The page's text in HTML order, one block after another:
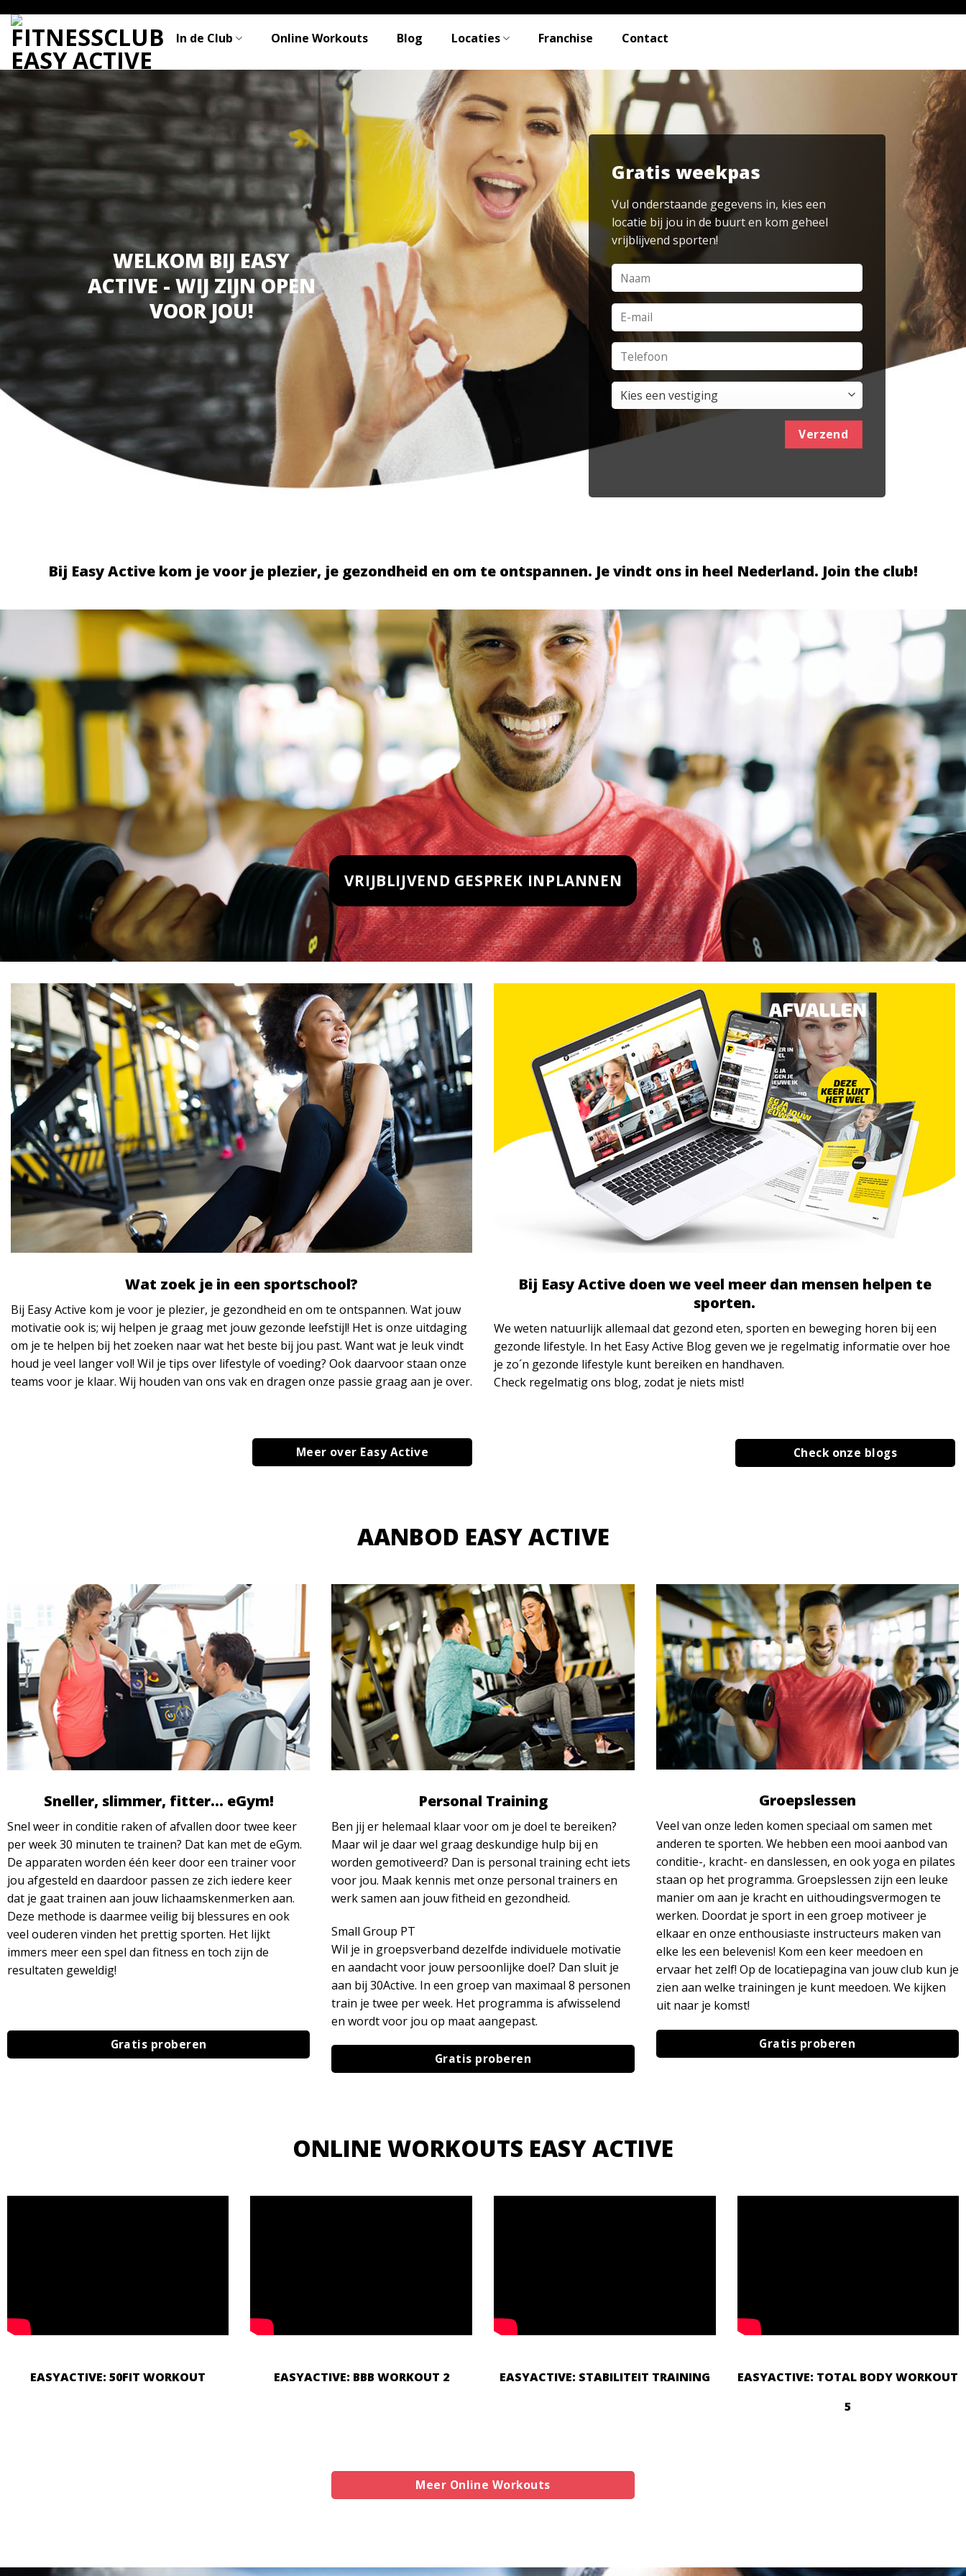
content
In de Club Online Workouts Blog Locaties Franchise Contact
WELKOM BIJ EASY
ACTIVE - WIJ ZIJN OPEN
VOOR JOU!
Gratis weekpas
Vul onderstaande gegevens in, kies een
locatie bij jou in de buurt en kom geheel
vrijblijvend sporten!
Verzend
Bij Easy Active kom je voor je plezier, je gezondheid en om te ontspannen. Je vindt ons in heel Nederland. Join the club!
VRIJBLIJVEND GESPREK INPLANNEN
Wat zoek je in een sportschool?
Bij Easy Active kom je voor je plezier, je gezondheid en om te ontspannen. Wat jouw
motivatie ook is; wij helpen je graag met jouw gezonde leefstijl! Het is onze uitdaging
om je te helpen bij het zoeken naar wat het beste bij jou past. Want wat je leuk vindt
houd je veel langer vol! Wil je tips over lifestyle of voeding? Ook daarvoor staan onze
teams voor je klaar. Wij houden van ons vak en dragen onze passie graag aan je over.
Meer over Easy Active
Bij Easy Active doen we veel meer dan mensen helpen te
sporten.
We weten natuurlijk allemaal dat gezond eten, sporten en beweging horen bij een
gezonde lifestyle. In het Easy Active Blog geven we je regelmatig informatie over hoe
je zo´n gezonde lifestyle kunt bereiken en handhaven.
Check regelmatig ons blog, zodat je niets mist!
Check onze blogs
AANBOD EASY ACTIVE
Sneller, slimmer, fitter… eGym!
Snel weer in conditie raken of afvallen door twee keer
per week 30 minuten te trainen? Dat kan met de eGym.
De apparaten worden één keer door een trainer voor
jou afgesteld en daardoor passen ze zich iedere keer
dat je gaat trainen aan jouw lichaamskenmerken aan.
Deze methode is daarmee veilig bij blessures en ook
veel ouderen vinden het prettig sporten. Het lijkt
immers meer een spel dan fitness en toch zijn de
resultaten geweldig!
Gratis proberen
Personal Training
Ben jij er helemaal klaar voor om je doel te bereiken?
Maar wil je daar wel graag deskundige hulp bij en
worden gemotiveerd? Dan is personal training echt iets
voor jou. Maak kennis met onze personal trainers en
werk samen aan jouw fitheid en gezondheid.
Small Group PT
Wil je in groepsverband dezelfde individuele motivatie
en aandacht voor jouw persoonlijke doel? Dan sluit je
aan bij 30Active. In een groep van maximaal 8 personen
train je twee per week. Het programma is afwisselend
en wordt voor jou op maat aangepast.
Gratis proberen
Groepslessen
Veel van onze leden komen speciaal om samen met
anderen te sporten. We hebben een mooi aanbod van
conditie-, kracht- en danslessen, en ook yoga en pilates
staan op het programma. Groepslessen zijn een leuke
manier om aan je kracht en uithoudingsvermogen te
werken. Doordat je sport in een groep motiveer je
elkaar en onze enthousiaste instructeurs maken van
elke les een belevenis! Kom een keer meedoen en
ervaar het zelf! Op de locatiepagina van jouw club kun je
zien aan welke trainingen je kunt meedoen. We kijken
uit naar je komst!
Gratis proberen
ONLINE WORKOUTS EASY ACTIVE
EASYACTIVE: 50FIT WORKOUT EASYACTIVE: BBB WORKOUT 2 EASYACTIVE: STABILITEIT TRAINING
EASYACTIVE: TOTAL BODY WORKOUT
5
Meer Online Workouts